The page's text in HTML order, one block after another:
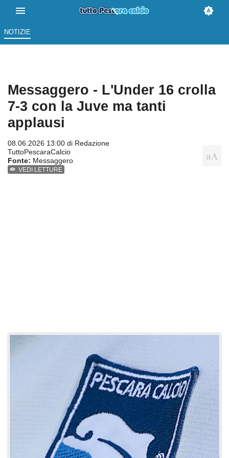
NOTIZIE
Messaggero - L'Under 16 crolla
7-3 con la Juve ma tanti
applausi
08.06.2026 13:00 di Redazione
TuttoPescaraCalcio
Fonte: Messaggero
VEDI LETTURE